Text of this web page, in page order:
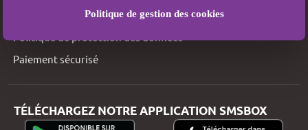
Politique de gestion des cookies
Conditions Générales d’Utilisation et de Vente
Politique de protection des données
Paiement sécurisé
TÉLÉCHARGEZ NOTRE APPLICATION SMSBOX